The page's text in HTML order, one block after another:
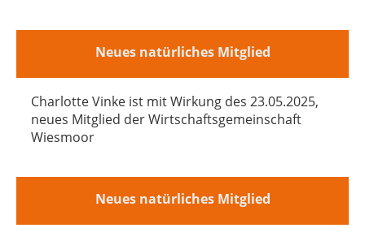
Neues natürliches Mitglied
Charlotte Vinke ist mit Wirkung des 23.05.2025,
neues Mitglied der Wirtschaftsgemeinschaft
Wiesmoor
Neues natürliches Mitglied